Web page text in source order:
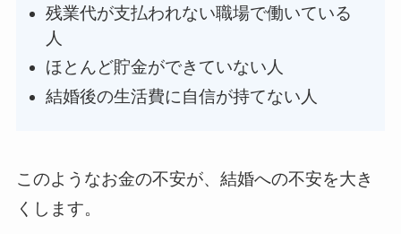
残業代が支払われない職場で働いている
人
ほとんど貯金ができていない人
結婚後の生活費に自信が持てない人
このようなお金の不安が、結婚への不安を大き
くします。